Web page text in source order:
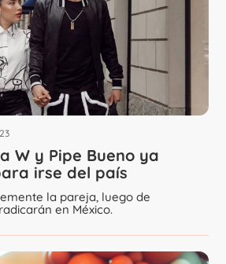
W y Pipe Bueno ya
irse del país
la pareja, luego de
en México.